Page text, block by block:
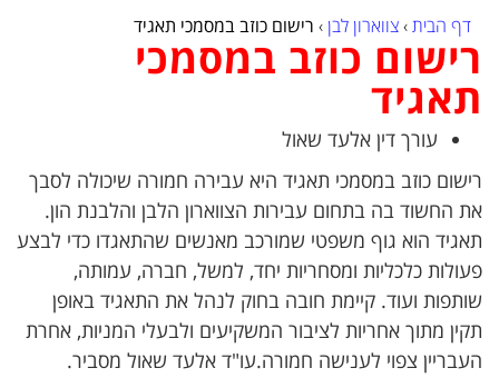
דף הבית›צווארון לבן›רישום כוזב במסמכי תאגיד
רישום כוזב במסמכי
תאגיד
עורך דין אלעד שאול
רישום כוזב במסמכי תאגיד היא עבירה חמורה שיכולה לסבך
את החשוד בה בתחום עבירות הצווארון הלבן והלבנת הון.
תאגיד הוא גוף משפטי שמורכב מאנשים שהתאגדו כדי לבצע
פעולות כלכליות ומסחריות יחד, למשל, חברה, עמותה,
שותפות ועוד. קיימת חובה בחוק לנהל את התאגיד באופן
תקין מתוך אחריות לציבור המשקיעים ולבעלי המניות, אחרת
העבריין צפוי לענישה חמורה.עו"ד אלעד שאול מסביר.